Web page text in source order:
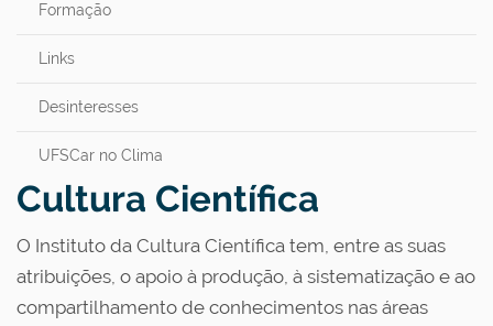
Formação
Links
Desinteresses
UFSCar no Clima
Cultura Científica
O Instituto da Cultura Científica tem, entre as suas
atribuições, o apoio à produção, à sistematização e ao
compartilhamento de conhecimentos nas áreas